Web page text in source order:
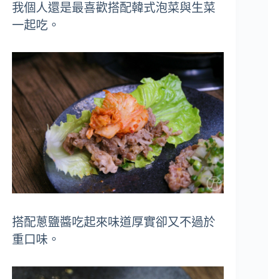
我個人還是最喜歡搭配韓式泡菜與生菜
一起吃。
搭配蔥鹽醬吃起來味道厚實卻又不過於
重口味。